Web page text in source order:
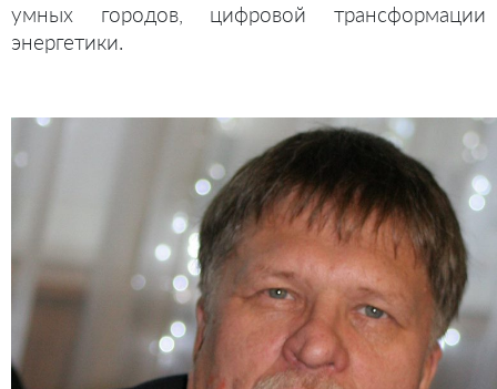
умных городов, цифровой трансформации
энергетики.